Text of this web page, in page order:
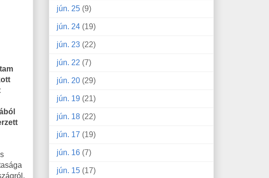
jún. 25 (9)
jún. 24 (19)
jún. 23 (22)
jún. 22 (7)
jún. 20 (29)
jún. 19 (21)
jún. 18 (22)
jún. 17 (19)
jún. 16 (7)
jún. 15 (17)